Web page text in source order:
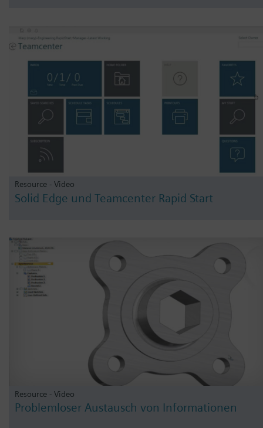
Resource - Video
Solid Edge und Teamcenter Rapid Start
Resource - Video
Problemloser Austausch von Informationen